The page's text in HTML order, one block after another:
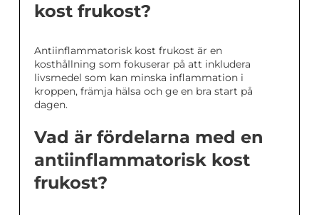
kost frukost?
Antiinflammatorisk kost frukost är en
kosthållning som fokuserar på att inkludera
livsmedel som kan minska inflammation i
kroppen, främja hälsa och ge en bra start på
dagen.
Vad är fördelarna med en
antiinflammatorisk kost
frukost?